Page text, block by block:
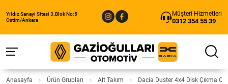
Yıldız Sanayi Sitesi 3.Blok No:5
Ostim/Ankara
Müşteri Hizmetleri
0312 354 55 39
Anasayfa Ürün Grupları Alt Takım Dacia Duster 4x4 Disk Çıkma